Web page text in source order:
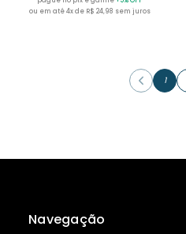
ou em até 4x de R$ 24,98 sem juros
1
Navegação